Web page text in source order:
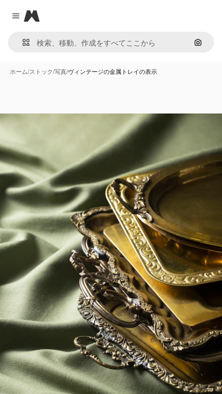
Close menu
Magnific
画像で
ホーム/ストック/写真/ヴィンテージの金属トレイの表示